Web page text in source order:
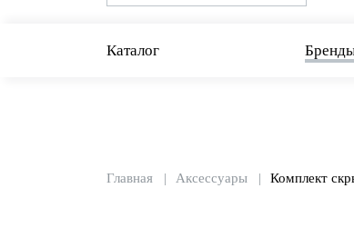
Каталог
Главная Аксессуары Комплект